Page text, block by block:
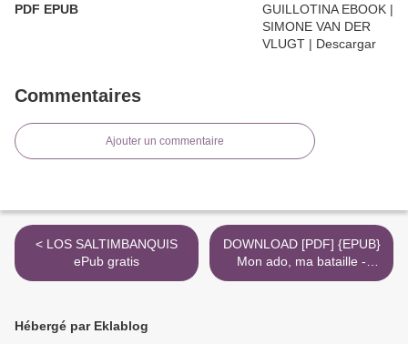
PDF EPUB
Commentaires
Ajouter un commentaire
< LOS SALTIMBANQUIS
ePub gratis
DOWNLOAD [PDF] {EPUB}
Mon ado, ma bataille -
Comment apaiser la
Hébergé par Eklablog